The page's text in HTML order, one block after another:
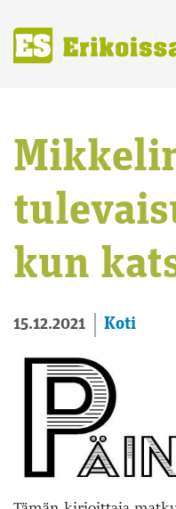
content
kun
15.12.2021 Koti